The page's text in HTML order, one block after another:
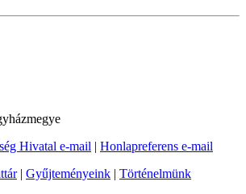
Hivatal e-mail | Honlapreferens e-mail
| Gyűjteményeink | Történelmünk